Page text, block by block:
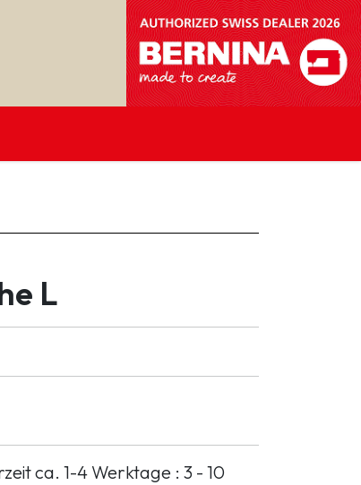
L
ca. 1-4 Werktage : 3 - 10